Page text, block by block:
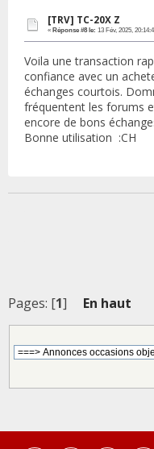
[TRV] TC-20X Z
« Réponse #8 le: 13 Fév, 2025,
Voila une transaction
confiance avec un
échanges courtois.
fréquentent les forums
encore de bons
Bonne utilisation :CH
Pages: [1] En haut